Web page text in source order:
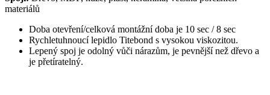
materiálů
Doba otevření/celková montážní doba je 10 sec / 8 sec
Rychletuhnoucí lepidlo Titebond s vysokou viskozitou.
Lepený spoj je odolný vůči nárazům, je pevnější než dřevo a
je přetíratelný.